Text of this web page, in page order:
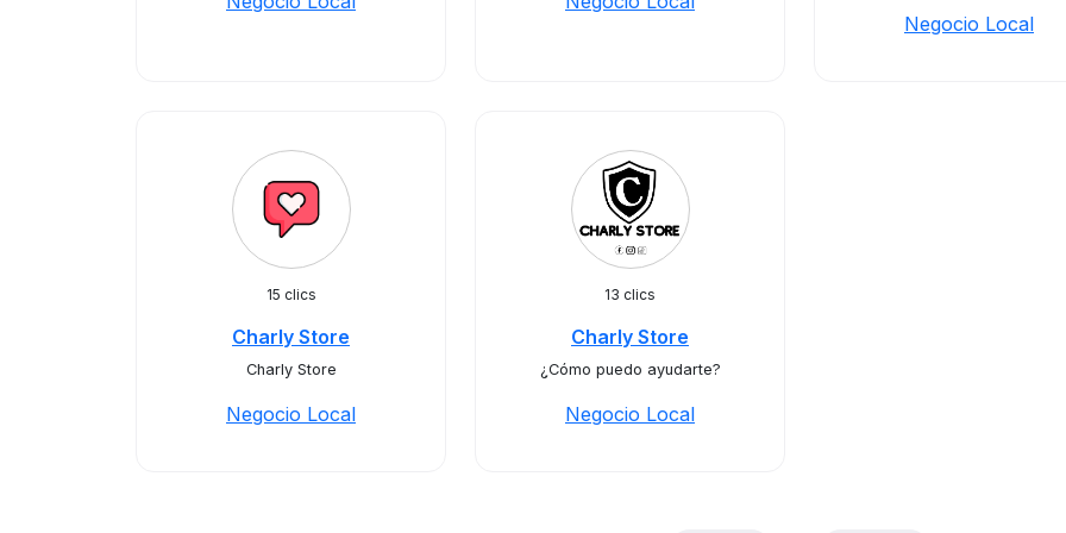
Negocio Local
15 clics
Charly Store
Charly Store
Negocio Local
13 clics
Charly Store
¿Cómo puedo ayudarte?
Negocio Local